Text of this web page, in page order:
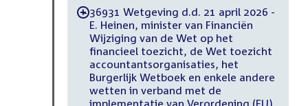
-36931 Wetgeving d.d. 21 april 2026 -
E. Heinen, minister van Financiën
Wijziging van de Wet op het
financieel toezicht, de Wet toezicht
accountantsorganisaties, het
Burgerlijk Wetboek en enkele andere
wetten in verband met de
implementatie van Verordening (EU)